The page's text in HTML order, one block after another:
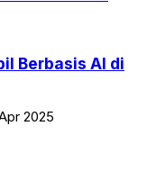
Berbasis AI di
2025